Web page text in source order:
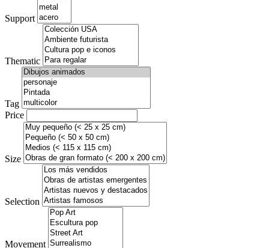
Support
Thematic
Tag
Price
Size
Selection
Movement